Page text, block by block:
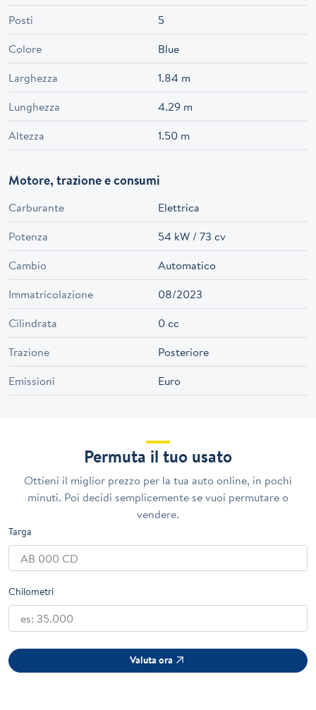
Posti
5
Colore
Blue
Larghezza
1.84 m
Lunghezza
4.29 m
Altezza
1.50 m
Motore, trazione e consumi
Carburante
Elettrica
Potenza
54 kW / 73 cv
Cambio
Automatico
Immatricolazione
08/2023
Cilindrata
0 cc
Trazione
Posteriore
Emissioni
Euro
Permuta il tuo usato
Ottieni il miglior prezzo per la tua auto online, in pochi
minuti. Poi decidi semplicemente se vuoi permutare o
vendere.
Targa
Chilometri
Valuta ora